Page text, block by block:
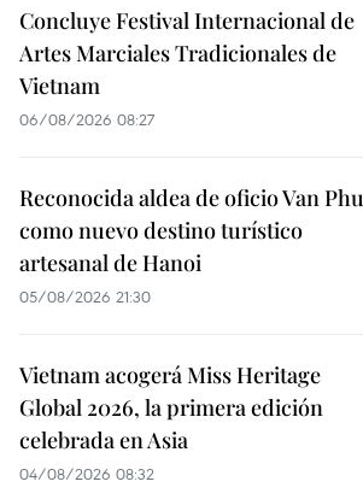
Concluye Festival Internacional de
Artes Marciales Tradicionales de
Vietnam
06/08/2026 08:27
Reconocida aldea de oficio Van
como nuevo destino turístico
artesanal de Hanoi
05/08/2026 21:30
Vietnam acogerá Miss Heritage
Global 2026, la primera edición
celebrada en Asia
04/08/2026 08:32